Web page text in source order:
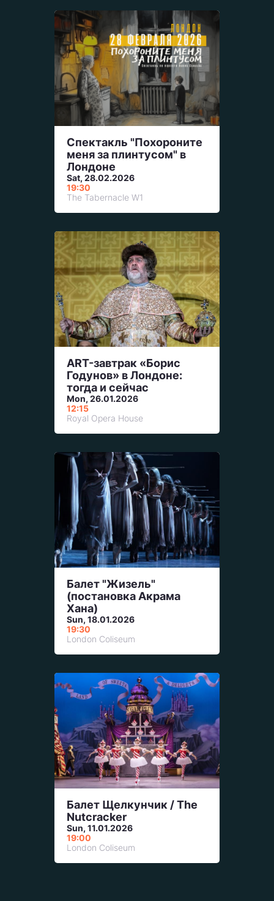
Спектакль "Похороните
меня за плинтусом" в
Лондоне
Sat, 28.02.2026
19:30
The Tabernacle W1
ART-завтрак «Борис
Годунов» в Лондоне:
тогда и сейчас
Mon, 26.01.2026
12:15
Royal Opera House
Балет "Жизель"
(постановка Акрама
Хана)
Sun, 18.01.2026
19:30
London Coliseum
Балет Щелкунчик / The
Nutcracker
Sun, 11.01.2026
19:00
London Coliseum